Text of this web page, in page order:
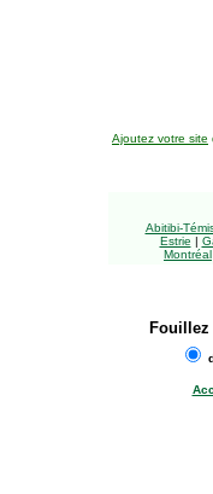
Ajoutez votre site
Abitibi-
Estrie |
Montréal
Fouillez